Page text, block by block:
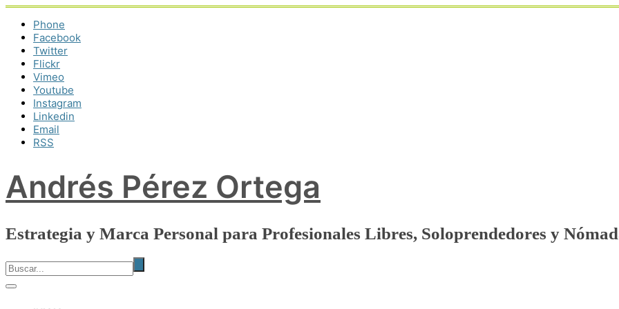
Phone
Facebook
Twitter
Flickr
Vimeo
Youtube
Instagram
Linkedin
Email
RSS
Andrés Pérez Ortega
Estrategia y Marca Personal para Profesionales Libres, Soloprendedores y